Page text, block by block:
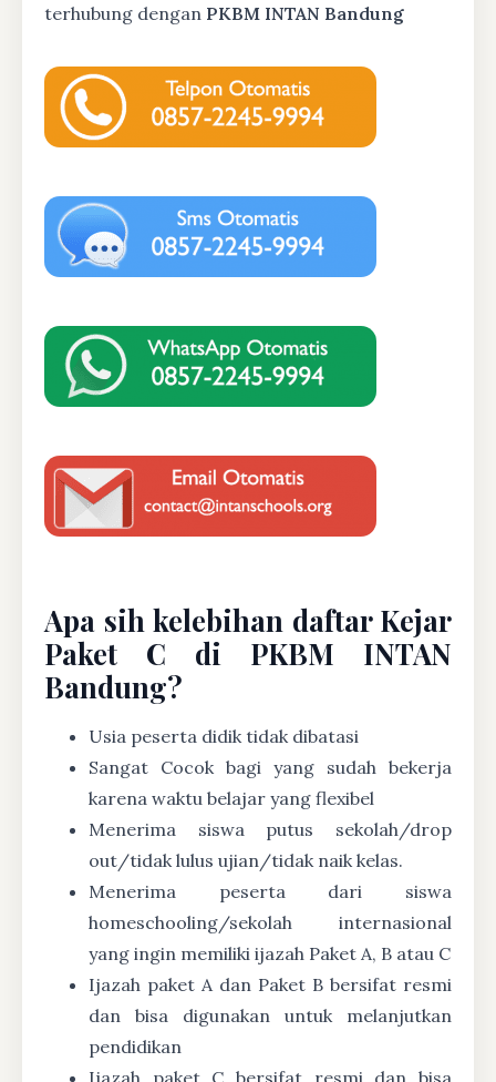
terhubung dengan PKBM INTAN Bandung
Apa sih kelebihan daftar Kejar
Paket C di PKBM INTAN
Bandung?
Usia peserta didik tidak dibatasi
Sangat Cocok bagi yang sudah bekerja
karena waktu belajar yang flexibel
Menerima siswa putus sekolah/drop
out/tidak lulus ujian/tidak naik kelas.
Menerima peserta dari siswa
homeschooling/sekolah internasional
yang ingin memiliki ijazah Paket A, B atau C
Ijazah paket A dan Paket B bersifat resmi
dan bisa digunakan untuk melanjutkan
pendidikan
Ijazah paket C bersifat resmi dan bisa